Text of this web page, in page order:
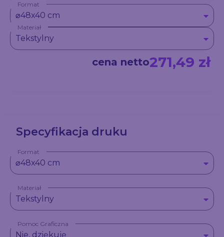
Format
⌀48x40 cm
Materiał
Tekstylny
cena netto271,49 zł
Specyfikacja druku
Format
⌀48x40 cm
Materiał
Tekstylny
Pomoc Graficzna
Nie, dziękuję